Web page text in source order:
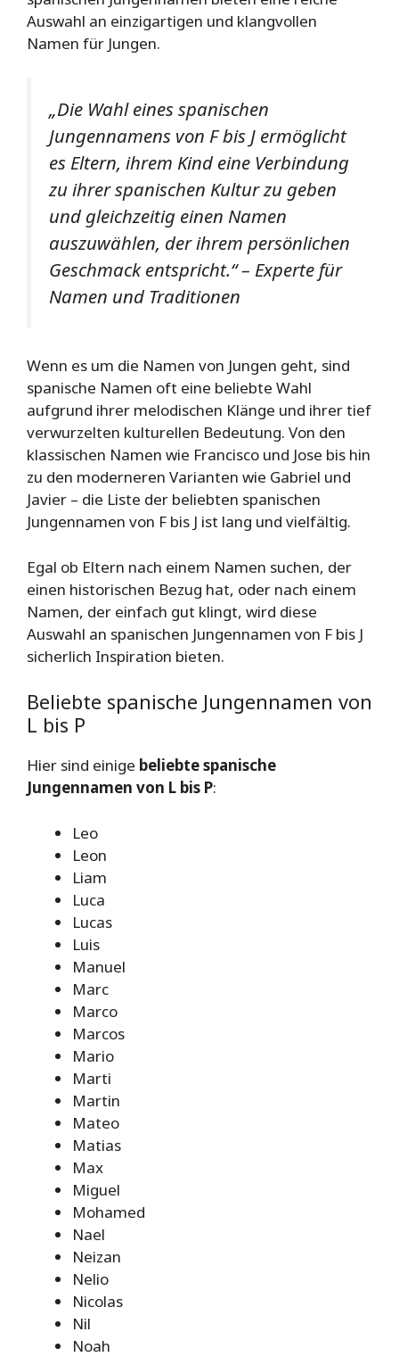
Auswahl an einzigartigen und klangvollen
Namen für Jungen.
„Die Wahl eines spanischen
Jungennamens von F bis J ermöglicht
es Eltern, ihrem Kind eine Verbindung
zu ihrer spanischen Kultur zu geben
und gleichzeitig einen Namen
auszuwählen, der ihrem persönlichen
Geschmack entspricht.“ – Experte für
Namen und Traditionen
Wenn es um die Namen von Jungen geht, sind
spanische Namen oft eine beliebte Wahl
aufgrund ihrer melodischen Klänge und ihrer tief
verwurzelten kulturellen Bedeutung. Von den
klassischen Namen wie Francisco und Jose bis hin
zu den moderneren Varianten wie Gabriel und
Javier – die Liste der beliebten spanischen
Jungennamen von F bis J ist lang und vielfältig.
Egal ob Eltern nach einem Namen suchen, der
einen historischen Bezug hat, oder nach einem
Namen, der einfach gut klingt, wird diese
Auswahl an spanischen Jungennamen von F bis J
sicherlich Inspiration bieten.
Beliebte spanische Jungennamen von
L bis P
Hier sind einige beliebte spanische
Jungennamen von L bis P:
Leo
Leon
Liam
Luca
Lucas
Luis
Manuel
Marc
Marco
Marcos
Mario
Marti
Martin
Mateo
Matias
Max
Miguel
Mohamed
Nael
Neizan
Nelio
Nicolas
Nil
Noah